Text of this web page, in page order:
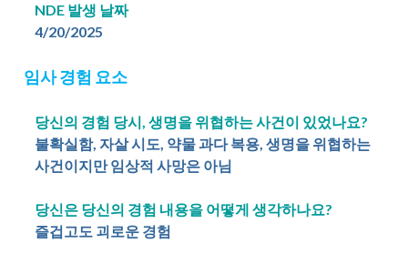
NDE 발생 날짜
4/20/2025
임사 경험 요소
당신의 경험 당시, 생명을 위협하는 사건이 있었나요?
불확실함, 자살 시도, 약물 과다 복용, 생명을 위협하는
사건이지만 임상적 사망은 아님
당신은 당신의 경험 내용을 어떻게 생각하나요?
즐겁고도 괴로운 경험